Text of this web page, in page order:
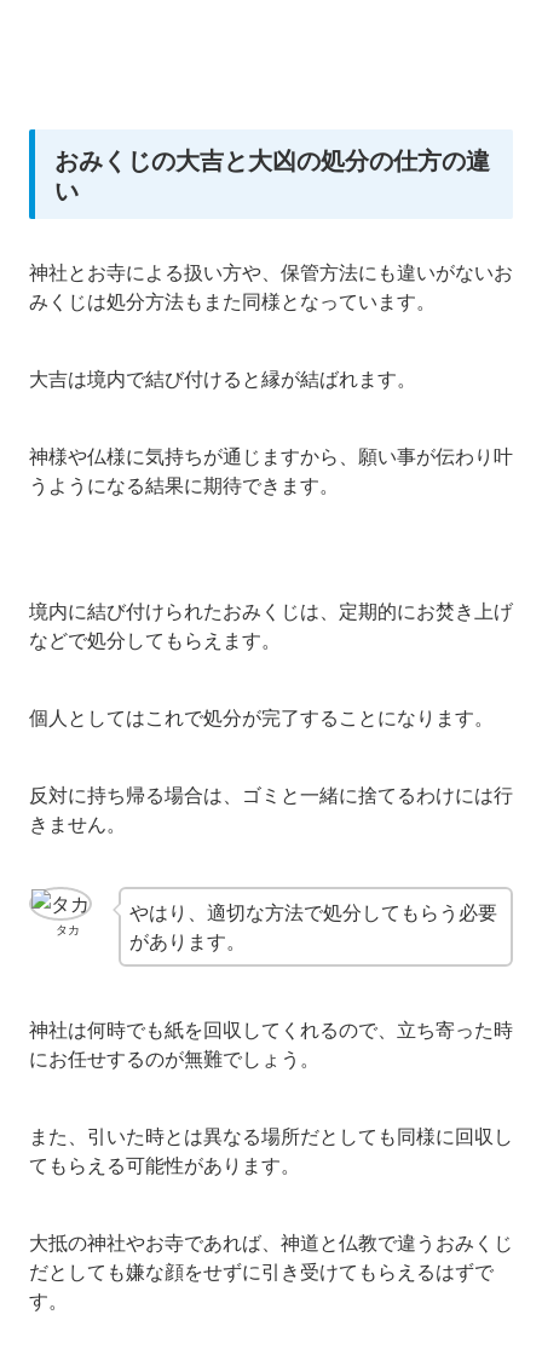
おみくじの大吉と大凶の処分の仕方の違
い
神社とお寺による扱い方や、保管方法にも違いがないお
みくじは処分方法もまた同様となっています。
大吉は境内で結び付けると縁が結ばれます。
神様や仏様に気持ちが通じますから、願い事が伝わり叶
うようになる結果に期待できます。
境内に結び付けられたおみくじは、定期的にお焚き上げ
などで処分してもらえます。
個人としてはこれで処分が完了することになります。
反対に持ち帰る場合は、ゴミと一緒に捨てるわけには行
きません。
タカ
やはり、適切な方法で処分してもらう必要
があります。
神社は何時でも紙を回収してくれるので、立ち寄った時
にお任せするのが無難でしょう。
また、引いた時とは異なる場所だとしても同様に回収し
てもらえる可能性があります。
大抵の神社やお寺であれば、神道と仏教で違うおみくじ
だとしても嫌な顔をせずに引き受けてもらえるはずで
す。